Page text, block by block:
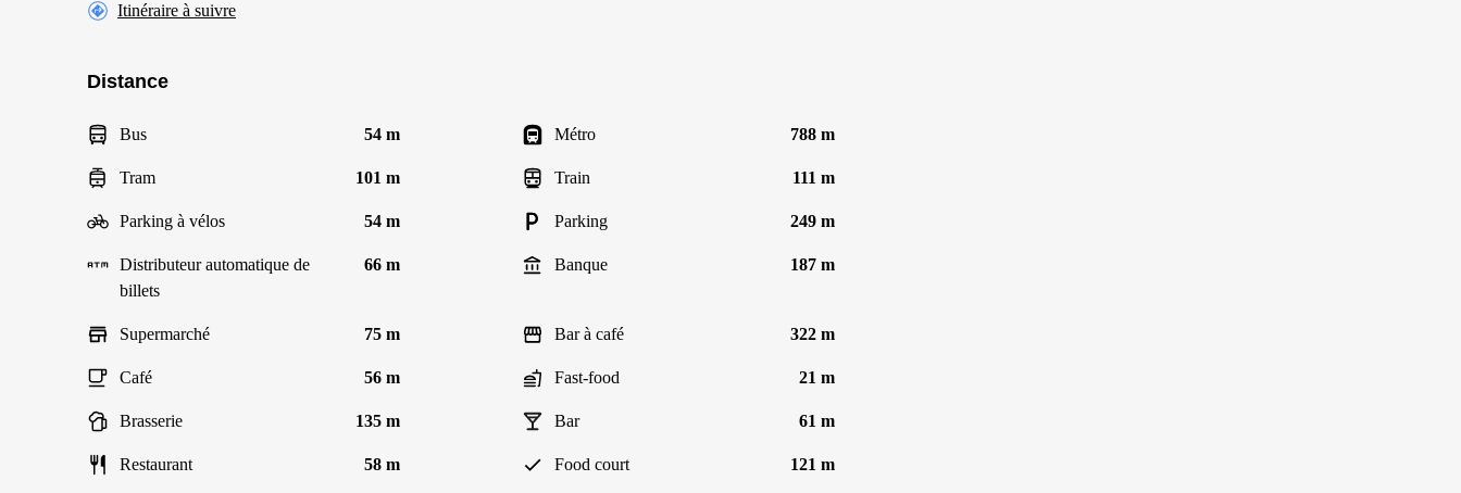
Itinéraire à suivre
Distance
Bus 54 m Métro 788 m
Tram 101 m Train 111 m
Parking à vélos 54 m Parking 249 m
Distributeur automatique de
billets
66 m Banque 187 m
Supermarché 75 m Bar à café 322 m
Café 56 m Fast-food 21 m
Brasserie 135 m Bar 61 m
Restaurant 58 m Food court 121 m